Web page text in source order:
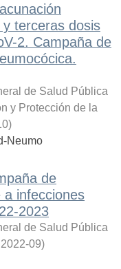
terceras dosis
2. Campaña de
de Salud Pública
y Protección de la
)
Neumo
de
a infecciones
2023
de Salud Pública
2022-09)